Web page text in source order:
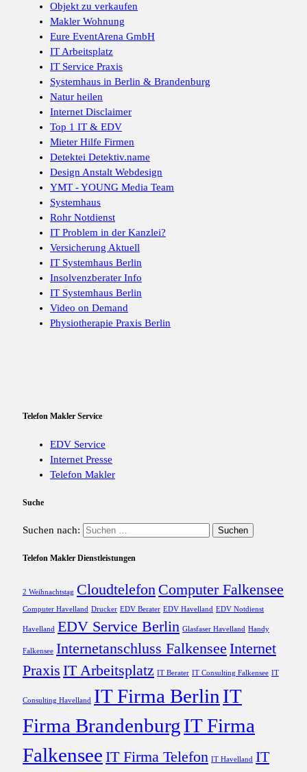
Objekt zu verkaufen
Makler Wohnung
Eure EventArena GmbH
IT Arbeitsplatz
IT Service Praxis
Systemhaus in Berlin & Brandenburg
Natur heilen
Internet Disclaimer
Top 1 IT & EDV
Mieter Hilfe Firmen
Detektei Detektiv.name
Design Anstalt Webdesign
YMT - YOUNG Media Team
Systemhaus
Rohr Notdienst
IT Problem in der Kanzlei?
Versicherung Aktuell
IT Systemhaus Berlin
Insolvenzberater Info
IT Systemhaus Berlin
Video on Demand
Physiotherapie Praxis Berlin
Telefon Makler Service
EDV Service
Internet Presse
Telefon Makler
Suche
Suchen nach:
Telefon Makler Dienstleistungen
2 Weihnachtstag Cloudtelefon Computer Falkensee
Computer Havelland Drucker EDV Berater EDV Havelland EDV Notdienst
Havelland EDV Service Berlin Glasfaser Havelland Handy
Falkensee Internetanschluss Falkensee Internet
Praxis IT Arbeitsplatz IT Berater IT Consulting Falkensee IT
Consulting Havelland IT Firma Berlin IT
Firma BrandenburgIT Firma
Falkensee IT Firma Telefon IT Havelland IT